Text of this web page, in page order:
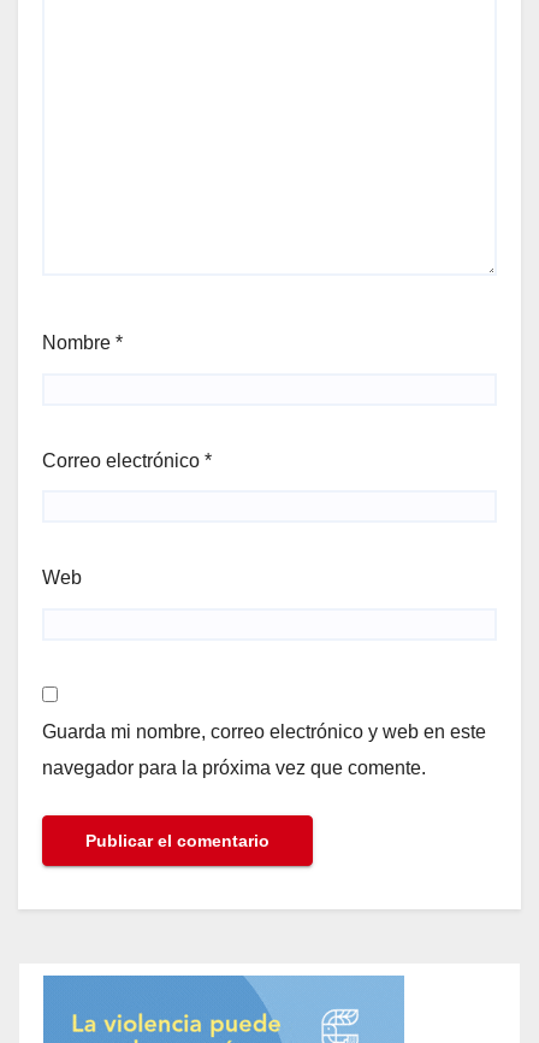
Nombre *
Correo electrónico *
Web
Guarda mi nombre, correo electrónico y web en este
navegador para la próxima vez que comente.